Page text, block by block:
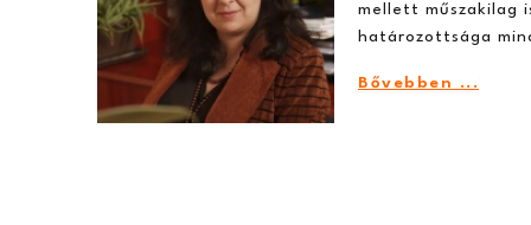
mellett műszakilag
határozottsága
Bővebben ...